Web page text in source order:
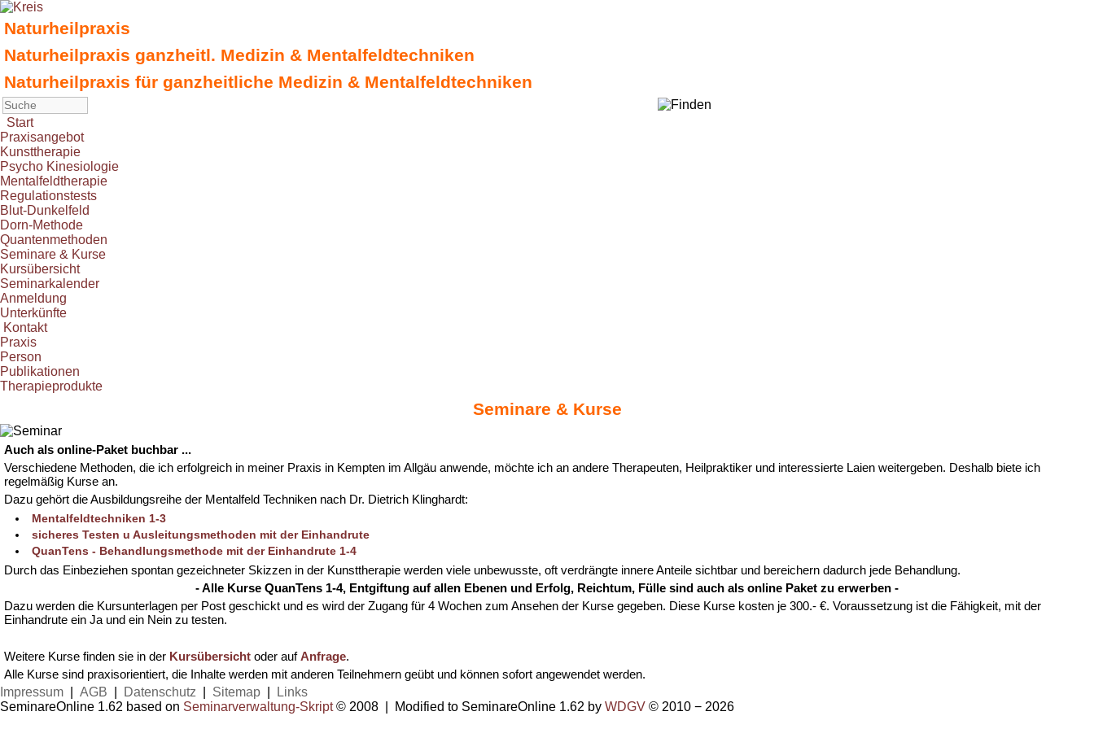
Naturheilpraxis
Naturheilpraxis ganzheitl. Medizin & Mentalfeldtechniken
Naturheilpraxis für ganzheitliche Medizin & Mentalfeldtechniken
Start
Praxisangebot
Kunsttherapie
Psycho Kinesiologie
Mentalfeldtherapie
Regulationstests
Blut-Dunkelfeld
Dorn-Methode
Quantenmethoden
Seminare & Kurse
Kursübersicht
Seminarkalender
Anmeldung
Unterkünfte
Kontakt
Praxis
Person
Publikationen
Therapieprodukte
Seminare & Kurse
Auch als online-Paket buchbar ...
Verschiedene Methoden, die ich erfolgreich in meiner Praxis in Kempten im Allgäu anwende, möchte ich an andere Therapeuten, Heilpraktiker und interessierte Laien weitergeben. Deshalb biete ich
regelmäßig Kurse an.
Dazu gehört die Ausbildungsreihe der Mentalfeld Techniken nach Dr. Dietrich Klinghardt:
Mentalfeldtechniken 1-3
sicheres Testen u Ausleitungsmethoden mit der Einhandrute
QuanTens - Behandlungsmethode mit der Einhandrute 1-4
Durch das Einbeziehen spontan gezeichneter Skizzen in der Kunsttherapie werden viele unbewusste, oft verdrängte innere Anteile sichtbar und bereichern dadurch jede Behandlung.
- Alle Kurse QuanTens 1-4, Entgiftung auf allen Ebenen und Erfolg, Reichtum, Fülle sind auch als online Paket zu erwerben -
Dazu werden die Kursunterlagen per Post geschickt und es wird der Zugang für 4 Wochen zum Ansehen der Kurse gegeben. Diese Kurse kosten je 300.- €. Voraussetzung ist die Fähigkeit, mit der
Einhandrute ein Ja und ein Nein zu testen.
Weitere Kurse finden sie in der Kursübersicht oder aufAnfrage.
Alle Kurse sind praxisorientiert, die Inhalte werden mit anderen Teilnehmern geübt und können sofort angewendet werden.
Impressum
AGB Datenschutz Sitemap
Links
SeminareOnline 1.62 based on Seminarverwaltung-Skript© 2008 | Modified to SeminareOnline 1.62 by WDGV © 2010 − 2026